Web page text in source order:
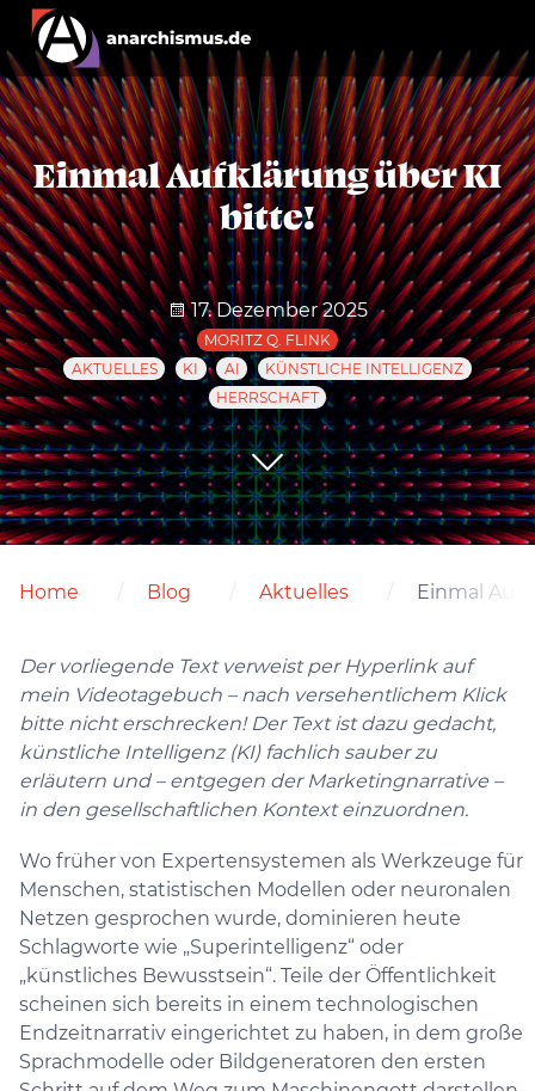
Einmal Aufklärung über KI
bitte!
17. Dezember 2025
MORITZ Q. FLINK
AKTUELLES
KI AI
KÜNSTLICHE INTELLIGENZ
HERRSCHAFT
Home Blog Aktuelles Einmal
Der vorliegende Text verweist per Hyperlink auf
mein Videotagebuch – nach versehentlichem Klick
bitte nicht erschrecken! Der Text ist dazu gedacht,
künstliche Intelligenz (KI) fachlich sauber zu
erläutern und – entgegen der Marketingnarrative –
in den gesellschaftlichen Kontext einzuordnen.
Wo früher von Expertensystemen als Werkzeuge für
Menschen, statistischen Modellen oder neuronalen
Netzen gesprochen wurde, dominieren heute
Schlagworte wie „Superintelligenz“ oder
„künstliches Bewusstsein“. Teile der Öffentlichkeit
scheinen sich bereits in einem technologischen
Endzeitnarrativ eingerichtet zu haben, in dem große
Sprachmodelle oder Bildgeneratoren den ersten